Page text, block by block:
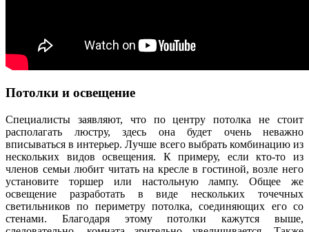
Потолки и освещение
Специалисты заявляют, что по центру потолка не стоит
располагать люстру, здесь она будет очень неважно
вписываться в интерьер. Лучше всего выбрать комбинацию из
нескольких видов освещения. К примеру, если кто-то из
членов семьи любит читать на кресле в гостиной, возле него
установите торшер или настольную лампу. Общее же
освещение разработать в виде нескольких точечных
светильников по периметру потолка, соединяющих его со
стенами. Благодаря этому потолки кажутся выше,